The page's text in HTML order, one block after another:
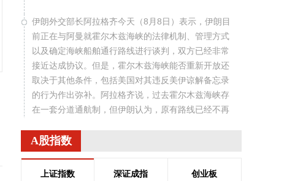
伊朗外交部长阿拉格齐今天（8月8日）表示，伊朗目
前正在与阿曼就霍尔木兹海峡的法律机制、管理方式
以及确定海峡船舶通行路线进行谈判，双方已经非常
接近达成协议。但是，霍尔木兹海峡能否重新开放还
取决于其他条件，包括美国对其违反美伊谅解备忘录
的行为作出弥补。阿拉格齐说，过去霍尔木兹海峡存
在一套分道通航制，但伊朗认为，原有路线已经不再
线。因此，有必要规划一套新的通航机制，不过这涉
及复杂的技术和法律问题。目前双方正在讨论的是一
条临时通航路线。在新的正式通航路线最终确定之
A股指数
上证指数 深证成指 创业板